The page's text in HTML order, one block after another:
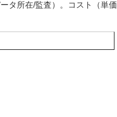
タ所在/監査）。コスト（単価